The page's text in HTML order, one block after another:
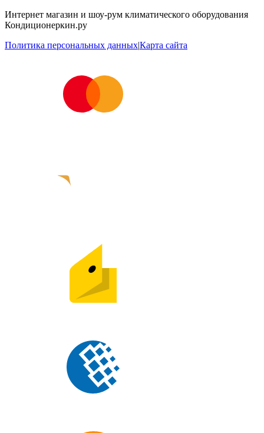
Интернет магазин и шоу-рум климатического оборудования
Кондиционеркин.ру
Политика персональных данных|Карта сайта